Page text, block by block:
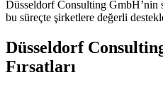
Düsseldorf Consulting GmbH’nin
bu süreçte şirketlere değerli
Düsseldorf
Fırsatları